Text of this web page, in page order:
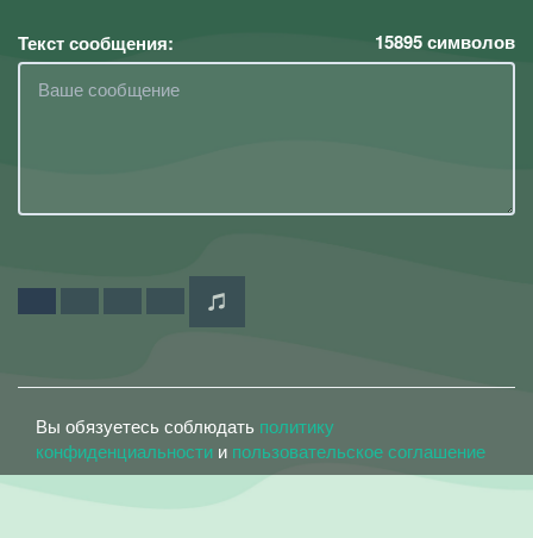
Текст сообщения: 15895символов
Вы обязуетесь соблюдать политику
конфиденциальности и пользовательское соглашение